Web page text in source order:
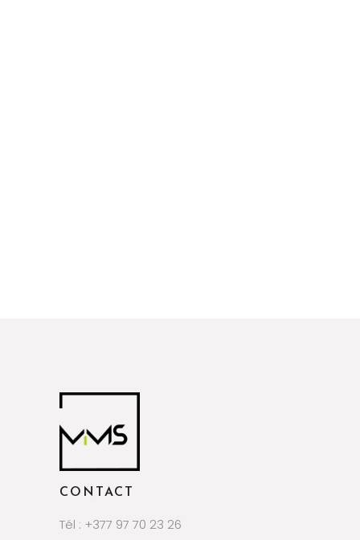
CONTACT
Tél : +377 97 70 23 26